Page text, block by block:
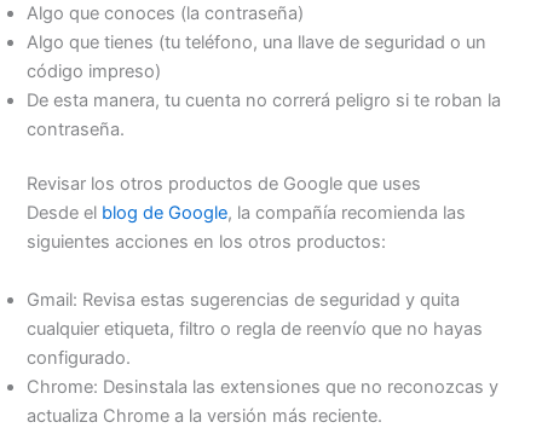
Algo que conoces (la contraseña)
Algo que tienes (tu teléfono, una llave de seguridad o un
código impreso)
De esta manera, tu cuenta no correrá peligro si te roban la
contraseña.
Revisar los otros productos de Google que uses
Desde el blog de Google, la compañía recomienda las
siguientes acciones en los otros productos:
Gmail: Revisa estas sugerencias de seguridad y quita
cualquier etiqueta, filtro o regla de reenvío que no hayas
configurado.
Chrome: Desinstala las extensiones que no reconozcas y
actualiza Chrome a la versión más reciente.